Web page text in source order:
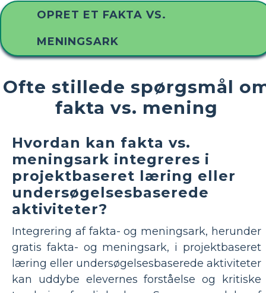
OPRET ET FAKTA VS.
MENINGSARK
Ofte stillede spørgsmål
fakta vs. mening
Hvordan kan fakta vs.
meningsark integreres i
projektbaseret læring eller
undersøgelsesbaserede
aktiviteter?
Integrering af fakta- og meningsark, herunder
gratis fakta- og meningsark, i projektbaseret
læring eller undersøgelsesbaserede aktiviteter
kan uddybe elevernes forståelse og kritiske